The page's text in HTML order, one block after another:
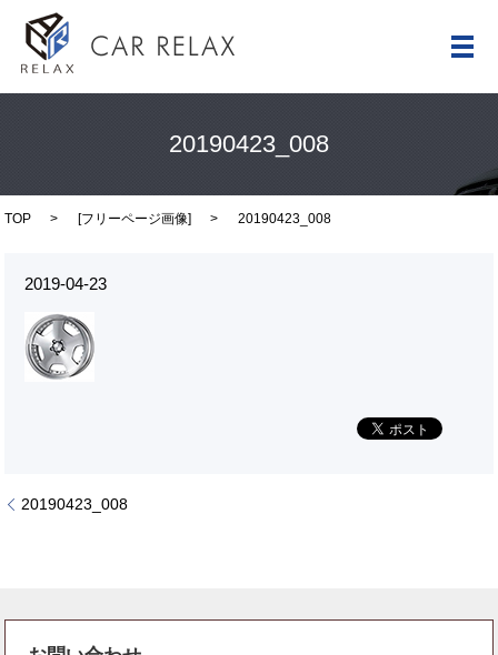
メ
20190423_008
TOP [フリーページ画像] 20190423_008
2019-04-23
20190423_008